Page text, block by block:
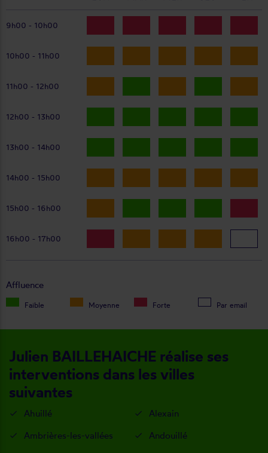
9h00 - 10h00
10h00 - 11h00
11h00 - 12h00
12h00 - 13h00
13h00 - 14h00
14h00 - 15h00
15h00 - 16h00
16h00 - 17h00
Affluence
Faible Moyenne Forte Par email
Julien BAILLEHAICHE réalise ses
interventions dans les villes
suivantes
Ahuillé
Alexain
Ambrières-les-vallées
Andouillé